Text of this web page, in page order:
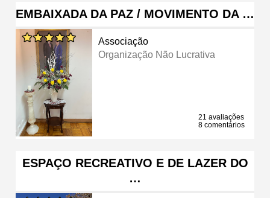
EMBAIXADA DA PAZ / MOVIMENTO DA …
Associação
Organização Não Lucrativa
21 avaliações
8 comentários
ESPAÇO RECREATIVO E DE LAZER DO
…